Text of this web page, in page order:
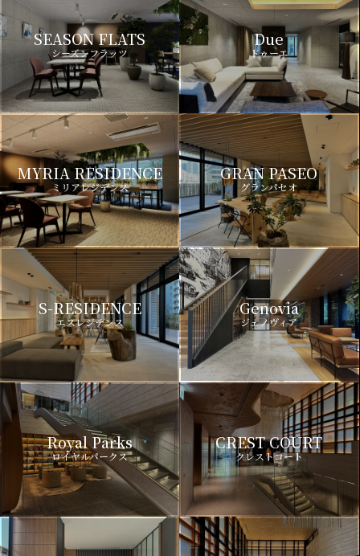
SEASON FLATS
シーズンフラッツ
Due
ドゥーエ
MYRIA RESIDENCE
ミリアレジデンス
GRAN PASEO
グランパセオ
S-RESIDENCE
エスレジデンス
Genovia
ジェノヴィア
Royal Parks
ロイヤルパークス
CREST COURT
クレストコート